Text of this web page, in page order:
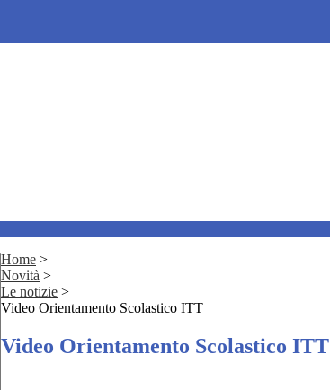
Home >
Novità >
Le notizie >
Video Orientamento Scolastico ITT
Video Orientamento Scolastico ITT